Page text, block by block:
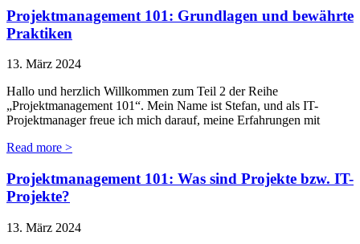
Projektmanagement 101: Grundlagen und bewährte
Praktiken
13. März 2024
Hallo und herzlich Willkommen zum Teil 2 der Reihe
„Projektmanagement 101“. Mein Name ist Stefan, und als IT-
Projektmanager freue ich mich darauf, meine Erfahrungen mit
Read more >
Projektmanagement 101: Was sind Projekte bzw. IT-
Projekte?
13. März 2024